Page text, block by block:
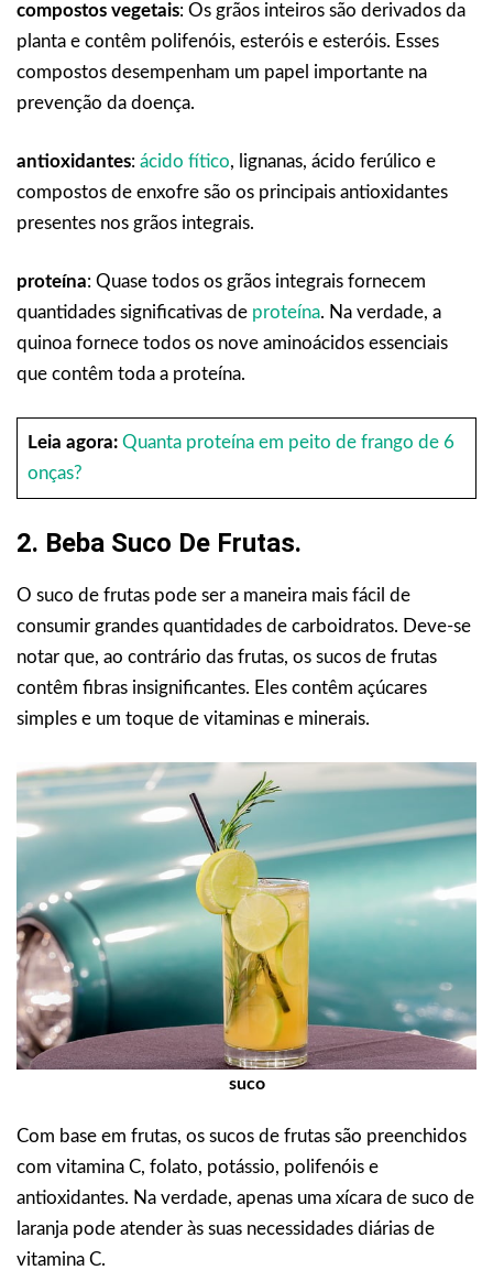
compostos vegetais: Os grãos inteiros são derivados da
planta e contêm polifenóis, esteróis e esteróis. Esses
compostos desempenham um papel importante na
prevenção da doença.
antioxidantes: ácido fítico, lignanas, ácido ferúlico e
compostos de enxofre são os principais antioxidantes
presentes nos grãos integrais.
proteína: Quase todos os grãos integrais fornecem
quantidades significativas de proteína. Na verdade, a
quinoa fornece todos os nove aminoácidos essenciais
que contêm toda a proteína.
Leia agora: Quanta proteína em peito de frango de 6
onças?
2. Beba Suco De Frutas.
O suco de frutas pode ser a maneira mais fácil de
consumir grandes quantidades de carboidratos. Deve-se
notar que, ao contrário das frutas, os sucos de frutas
contêm fibras insignificantes. Eles contêm açúcares
simples e um toque de vitaminas e minerais.
suco
Com base em frutas, os sucos de frutas são preenchidos
com vitamina C, folato, potássio, polifenóis e
antioxidantes. Na verdade, apenas uma xícara de suco de
laranja pode atender às suas necessidades diárias de
vitamina C.